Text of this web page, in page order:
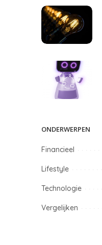
ONDERWERPEN
Financieel
Lifestyle
Technologie
Vergelijken